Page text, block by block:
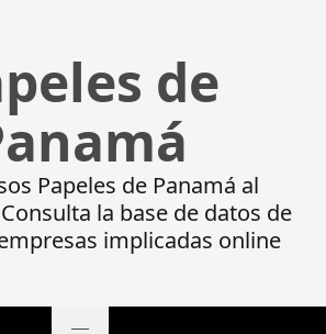
de
Papeles de Panamá al
la base de datos de
implicadas online